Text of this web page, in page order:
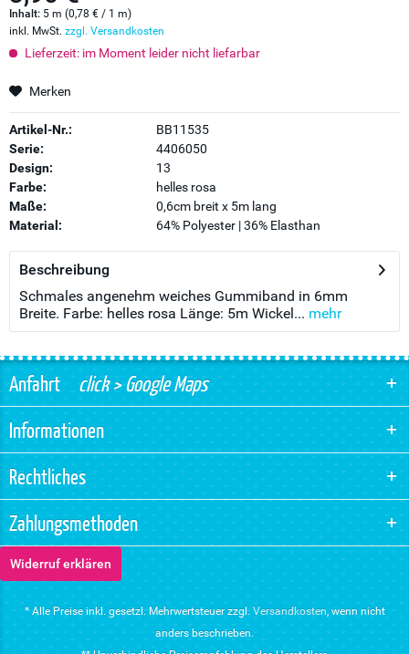
Inhalt: 5 m (0,78 € / 1 m)
inkl. MwSt. zzgl. Versandkosten
Lieferzeit: im Moment leider nicht liefarbar
Merken
Artikel-Nr.:
BB11535
Serie:
4406050
Design:
13
Farbe:
helles rosa
Maße:
0,6cm breit x 5m lang
Material:
64% Polyester | 36% Elasthan
Beschreibung
Schmales angenehm weiches Gummiband in 6mm
Breite. Farbe: helles rosa Länge: 5m Wickel... mehr
Anfahrtclick > Google Maps
Informationen
Rechtliches
Zahlungsmethoden
Widerruf erklären
* Alle Preise inkl. gesetzl. Mehrwertsteuer zzgl. Versandkosten, wenn nicht
anders beschrieben.